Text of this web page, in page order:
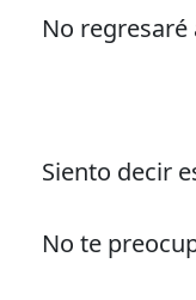
No regresaré
Siento decir
No te